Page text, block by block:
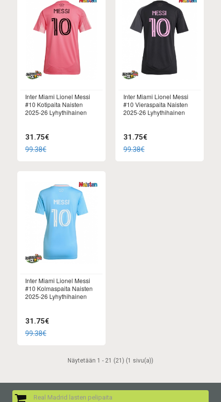
Inter Miami Lionel Messi
#10 Kotipaita Naisten
2025-26 Lyhythihainen
31.75€
99.38€
Inter Miami Lionel Messi
#10 Vieraspaita Naisten
2025-26 Lyhythihainen
31.75€
99.38€
Inter Miami Lionel Messi
#10 Kolmaspaita Naisten
2025-26 Lyhythihainen
31.75€
99.38€
Näytetään 1 - 21 (21) (1 sivu(a))
Real Madrid lasten pelipaita